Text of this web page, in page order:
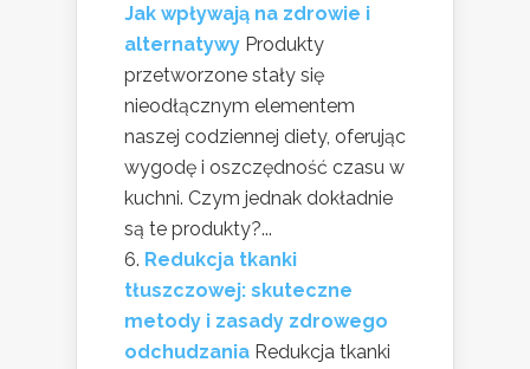
Jak wpływają na zdrowie i
alternatywy Produkty
przetworzone stały się
nieodłącznym elementem
naszej codziennej diety, oferując
wygodę i oszczędność czasu w
kuchni. Czym jednak dokładnie
są te produkty?...
Redukcja tkanki
tłuszczowej: skuteczne
metody i zasady zdrowego
odchudzania Redukcja tkanki